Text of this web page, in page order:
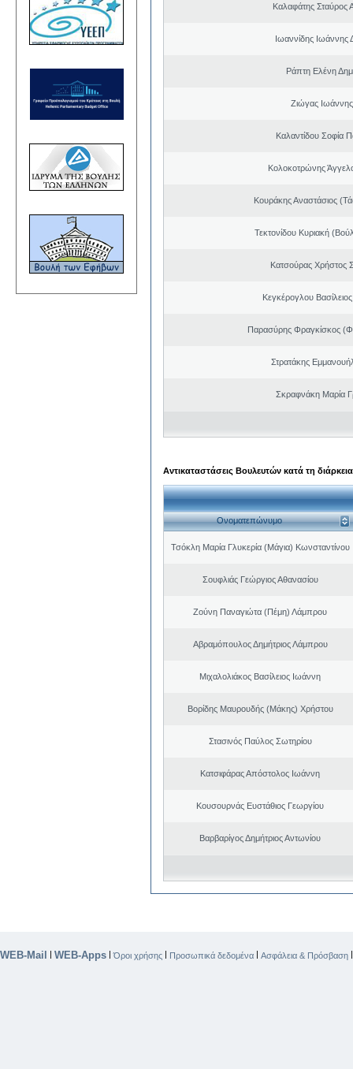
Καλαφάτης Σταύρος
Ιωαννίδης Ιωάννης
Ράπτη Ελένη
Ζιώγας
Καλαντίδου Σοφία
Κολοκοτρώνης
Κουράκης Αναστάσιος
Τεκτονίδου Κυριακή
Κατσούρας Χρήστος
Κεγκέρογλου
Παρασύρης Φραγκίσκος
Στρατάκης
Σκραφνάκη Μαρία
Αντικαταστάσεις Βουλευτών κατά τη
Ονοματεπώνυμο
Τσόκλη Μαρία Γλυκερία (Μάγια) Κωνσταντίνου
Σουφλιάς Γεώργιος Αθανασίου
Ζούνη Παναγιώτα (Πέμη) Λάμπρου
Αβραμόπουλος Δημήτριος Λάμπρου
Μιχαλολιάκος Βασίλειος Ιωάννη
Βορίδης Μαυρουδής (Μάκης) Χρήστου
Στασινός Παύλος Σωτηρίου
Κατσιφάρας Απόστολος Ιωάννη
Κουσουρνάς Ευστάθιος Γεωργίου
Βαρβαρίγος Δημήτριος Αντωνίου
WEB-Mail | WEB-Apps |Όροι χρήσης | Προσωπικά δεδομένα | Ασφάλεια & Πρόσβαση